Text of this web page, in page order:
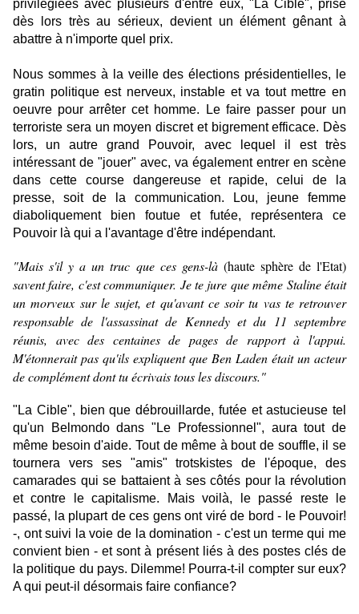
privilégiées avec plusieurs d'entre eux, "La Cible", prise
dès lors très au sérieux, devient un élément gênant à
abattre à n'importe quel prix.
Nous sommes à la veille des élections présidentielles, le
gratin politique est nerveux, instable et va tout mettre en
oeuvre pour arrêter cet homme. Le faire passer pour un
terroriste sera un moyen discret et bigrement efficace. Dès
lors, un autre grand Pouvoir, avec lequel il est très
intéressant de "jouer" avec, va également entrer en scène
dans cette course dangereuse et rapide, celui de la
presse, soit de la communication. Lou, jeune femme
diaboliquement bien foutue et futée, représentera ce
Pouvoir là qui a l'avantage d'être indépendant.
"Mais s'il y a un truc que ces gens-là(haute sphère de l'Etat)
savent faire, c'est communiquer. Je te jure que même Staline était
un morveux sur le sujet, et qu'avant ce soir tu vas te retrouver
responsable de l'assassinat de Kennedy et du 11 septembre
réunis, avec des centaines de pages de rapport à l'appui.
M'étonnerait pas qu'ils expliquent que Ben Laden était un acteur
de complément dont tu écrivais tous les discours."
"La Cible", bien que débrouillarde, futée et astucieuse tel
qu'un Belmondo dans "Le Professionnel", aura tout de
même besoin d'aide. Tout de même à bout de souffle, il se
tournera vers ses "amis" trotskistes de l'époque, des
camarades qui se battaient à ses côtés pour la révolution
et contre le capitalisme. Mais voilà, le passé reste le
passé, la plupart de ces gens ont viré de bord - le Pouvoir!
-, ont suivi la voie de la domination - c'est un terme qui me
convient bien - et sont à présent liés à des postes clés de
la politique du pays. Dilemme! Pourra-t-il compter sur eux?
A qui peut-il désormais faire confiance?